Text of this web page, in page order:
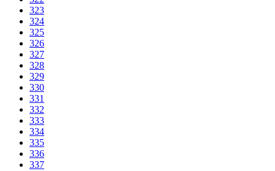
323
324
325
326
327
328
329
330
331
332
333
334
335
336
337